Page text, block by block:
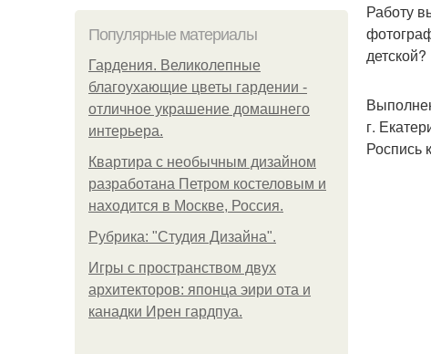
Популярные материалы
Гардения. Великолепные
благоухающие цветы гардении -
отличное украшение домашнего
интерьера.
Квартира с необычным дизайном
разработана Петром костеловым и
находится в Москве, Россия.
Рубрика: "Студия Дизайна".
Игры с пространством двух
архитекторов: японца эири ота и
канадки Ирен гардпуа.
Работу
детской?
г.
Роспись